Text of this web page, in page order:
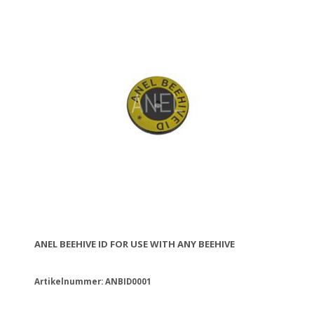
ANEL BEEHIVE ID FOR USE WITH ANY BEEHIVE
Artikelnummer: ANBID0001